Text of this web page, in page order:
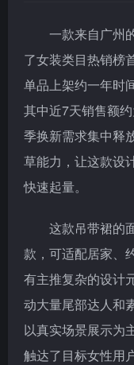
一款来自广州
了女装类目热销榜
单品上架约一年时
其中近7天销售额
季换新需求集中释
草能力，让这款设
快速起量。
这款吊带裙的
款，可适配居家、
有主推复杂的设计
动大量尾部达人和
以真实场景展示为
触达了目标女性用